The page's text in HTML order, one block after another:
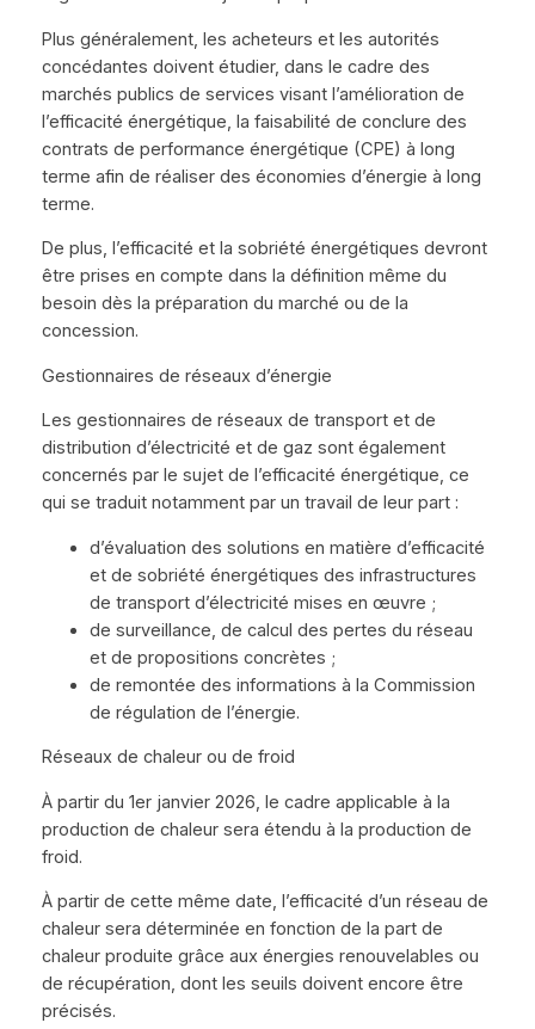
Plus généralement, les acheteurs et les autorités
concédantes doivent étudier, dans le cadre des
marchés publics de services visant l’amélioration de
l’efficacité énergétique, la faisabilité de conclure des
contrats de performance énergétique (CPE) à long
terme afin de réaliser des économies d’énergie à long
terme.
De plus, l’efficacité et la sobriété énergétiques devront
être prises en compte dans la définition même du
besoin dès la préparation du marché ou de la
concession.
Gestionnaires de réseaux d’énergie
Les gestionnaires de réseaux de transport et de
distribution d’électricité et de gaz sont également
concernés par le sujet de l’efficacité énergétique, ce
qui se traduit notamment par un travail de leur part :
d’évaluation des solutions en matière d’efficacité
et de sobriété énergétiques des infrastructures
de transport d’électricité mises en œuvre ;
de surveillance, de calcul des pertes du réseau
et de propositions concrètes ;
de remontée des informations à la Commission
de régulation de l’énergie.
Réseaux de chaleur ou de froid
À partir du 1er janvier 2026, le cadre applicable à la
production de chaleur sera étendu à la production de
froid.
À partir de cette même date, l’efficacité d’un réseau de
chaleur sera déterminée en fonction de la part de
chaleur produite grâce aux énergies renouvelables ou
de récupération, dont les seuils doivent encore être
précisés.